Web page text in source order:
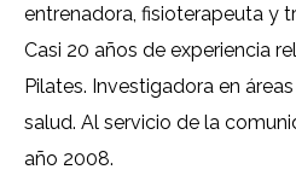
entrenadora, fisioterapeuta y
Casi 20 años de experiencia
Pilates. Investigadora en
salud. Al servicio de la
año 2008.